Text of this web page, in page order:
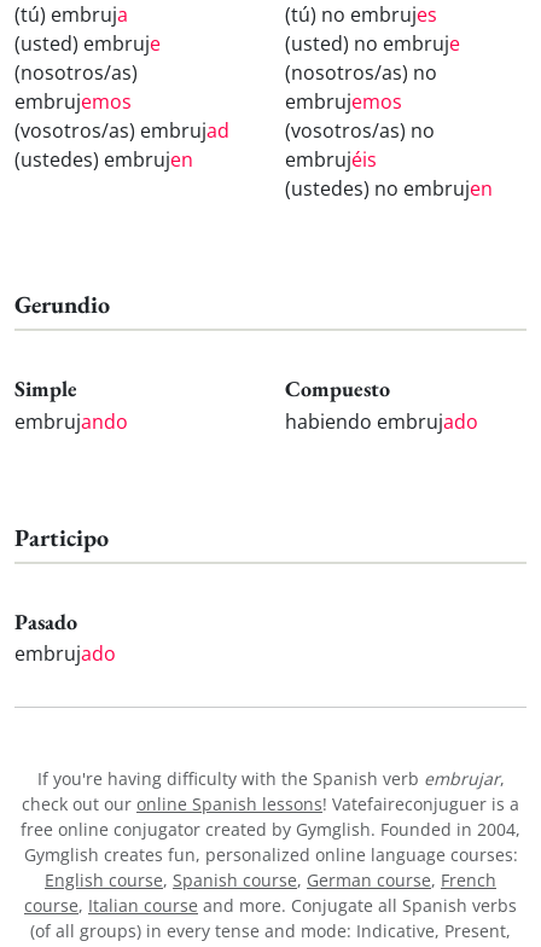
(tú) embruja
(usted) embruje
(nosotros/as)
embrujemos
(vosotros/as) embrujad
(ustedes) embrujen
(tú) no embrujes
(usted) no embruje
(nosotros/as) no
embrujemos
(vosotros/as) no
embrujéis
(ustedes) no embrujen
Gerundio
Simple
embrujando
Compuesto
habiendo embrujado
Participo
Pasado
embrujado
If you're having difficulty with the Spanish verb embrujar,
check out our online Spanish lessons! Vatefaireconjuguer is a
free online conjugator created by Gymglish. Founded in 2004,
Gymglish creates fun, personalized online language courses:
English course, Spanish course, German course, French
course, Italian course and more. Conjugate all Spanish verbs
(of all groups) in every tense and mode: Indicative, Present,